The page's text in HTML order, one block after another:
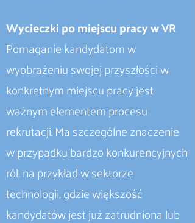
Wycieczki po miejscu pracy w VR
Pomaganie kandydatom w
wyobrażeniu swojej przyszłości w
konkretnym miejscu pracy jest
ważnym elementem procesu
rekrutacji. Ma szczególne znaczenie
w przypadku bardzo konkurencyjnych
ról, na przykład w sektorze
technologii, gdzie większość
kandydatów jest już zatrudniona lub